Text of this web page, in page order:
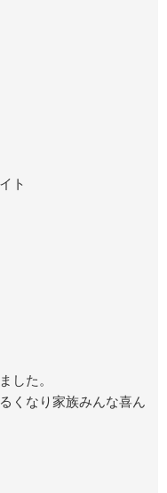
ト
した。
くなり家族みんな喜ん